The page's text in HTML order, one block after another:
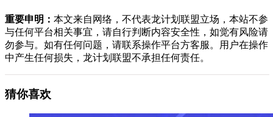
重要申明： 本文来自网络，不代表龙计划联盟立场，本站不参
与任何平台相关事宜，请自行判断内容安全性，如觉有风险请
勿参与。如有任何问题，请联系操作平台方客服。用户在操作
中产生任何损失，龙计划联盟不承担任何责任。
猜你喜欢